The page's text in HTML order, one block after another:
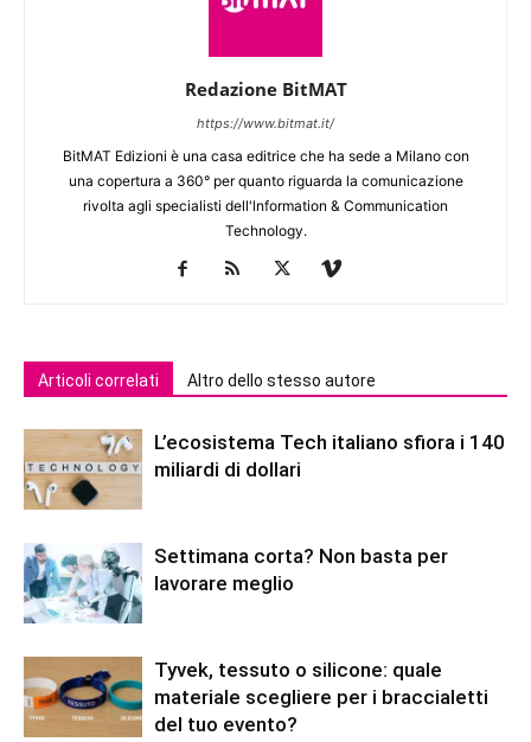
Redazione BitMAT
https://www.bitmat.it/
BitMAT Edizioni è una casa editrice che ha sede a Milano con
una copertura a 360° per quanto riguarda la comunicazione
rivolta agli specialisti dell'lnformation & Communication
Technology.
Articoli correlati Altro dello stesso autore
L’ecosistema Tech italiano sfiora i 140
miliardi di dollari
Settimana corta? Non basta per
lavorare meglio
Tyvek, tessuto o silicone: quale
materiale scegliere per i braccialetti
del tuo evento?